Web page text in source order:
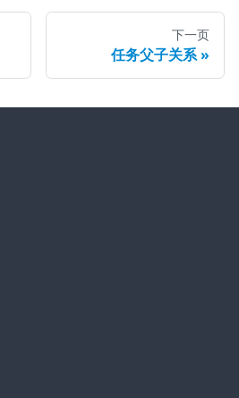
下一页
任务父子关系